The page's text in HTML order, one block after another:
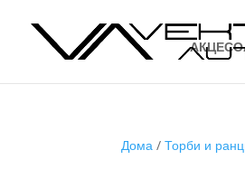
Дома /Торби и